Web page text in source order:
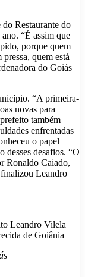
Restaurante do
“É assim que
porque quem
quem está
do Goiás
“A primeira-
novas para
também
enfrentadas
o papel
desses desafios. “O
Ronaldo Caiado,
Leandro
Leandro Vilela
de Goiânia